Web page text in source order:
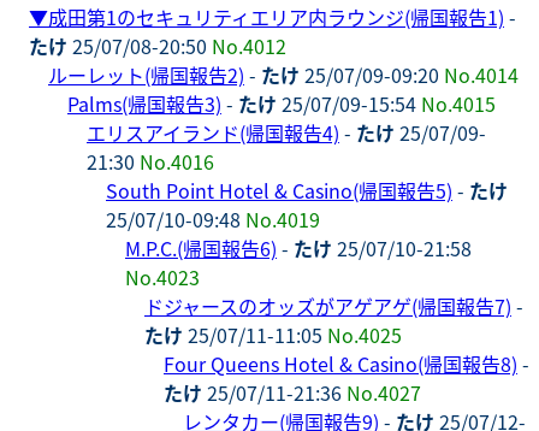
▼成田第1のセキュリティエリア内ラウンジ(帰国報告1) -
たけ 25/07/08-20:50 No.4012
ルーレット(帰国報告2) - たけ 25/07/09-09:20 No.4014
Palms(帰国報告3) - たけ 25/07/09-15:54 No.4015
エリスアイランド(帰国報告4) - たけ 25/07/09-
21:30 No.4016
South Point Hotel & Casino(帰国報告5) - たけ
25/07/10-09:48 No.4019
M.P.C.(帰国報告6) - たけ 25/07/10-21:58
No.4023
ドジャースのオッズがアゲアゲ(帰国報告7) -
たけ 25/07/11-11:05 No.4025
Four Queens Hotel & Casino(帰国報告8) -
たけ 25/07/11-21:36 No.4027
レンタカー(帰国報告9) - たけ 25/07/12-